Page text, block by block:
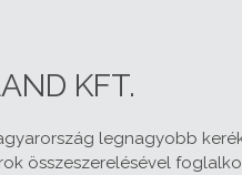
KFT.
legnagyobb
összeszerelésével